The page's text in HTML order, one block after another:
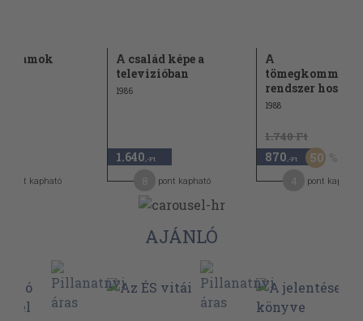
pont kapható
A család képe a
televizióban
1986
1.640 ,-Ft
pont kapható
A
rendszer
1988
1.740 Ft
870 ,-Ft 50
pont kapható
AJÁNLÓ